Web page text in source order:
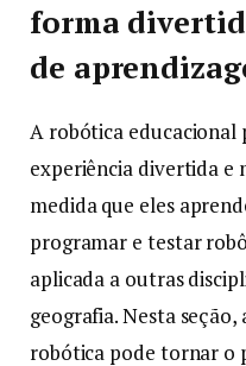
forma
de
A robótica
experiência divertida e
medida que eles
programar e testar
aplicada a outras
geografia. Nesta
robótica pode tornar o